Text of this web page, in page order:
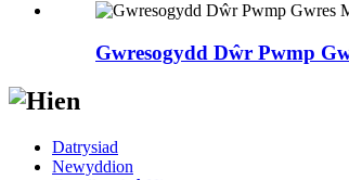
Gwresogydd Dŵr Pwmp
Datrysiad
Newyddion